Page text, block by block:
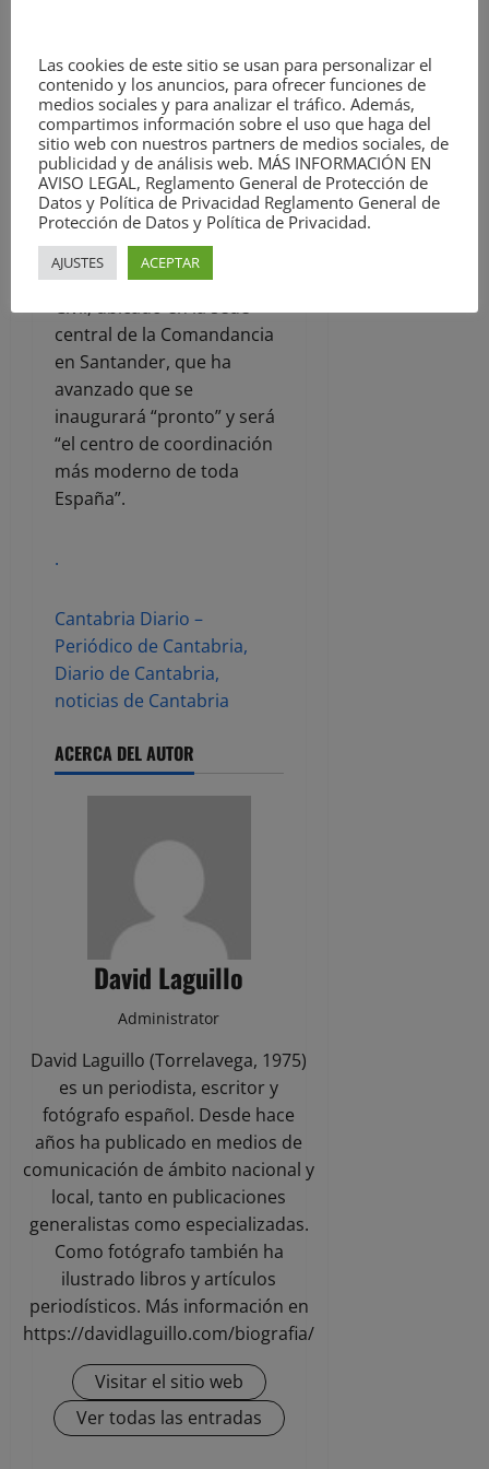
del cuerpo.
En este sentido, ha puesto
en valor las obras de
reforma de los cuarteles de
Reinosa o Cabezón de la
Sal y la renovación del
Centro de Coordinación de
Emergencias de la Guardia
Civil, ubicado en la sede
central de la Comandancia
en Santander, que ha
avanzado que se
inaugurará “pronto” y será
“el centro de coordinación
más moderno de toda
España”.
.
Cantabria Diario –
Periódico de Cantabria,
Diario de Cantabria,
noticias de Cantabria
ACERCA DEL AUTOR
David Laguillo
Administrator
David Laguillo (Torrelavega, 1975)
es un periodista, escritor y
fotógrafo español. Desde hace
años ha publicado en medios de
comunicación de ámbito nacional y
local, tanto en publicaciones
generalistas como especializadas.
Como fotógrafo también ha
ilustrado libros y artículos
periodísticos. Más información en
https://davidlaguillo.com/biografia/
Visitar el sitio web
Ver todas las entradas
Las cookies de este sitio se usan para personalizar el
contenido y los anuncios, para ofrecer funciones de
medios sociales y para analizar el tráfico. Además,
compartimos información sobre el uso que haga del
sitio web con nuestros partners de medios sociales, de
publicidad y de análisis web. MÁS INFORMACIÓN EN
AVISO LEGAL, Reglamento General de Protección de
Datos y Política de Privacidad Reglamento General de
Protección de Datos y Política de Privacidad.
AJUSTES ACEPTAR